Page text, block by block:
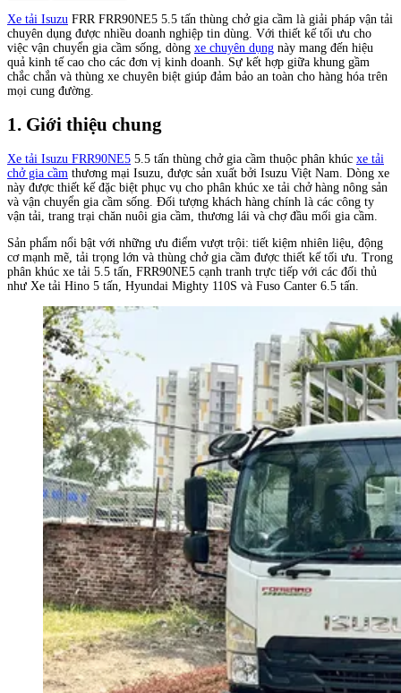
Xe tải Isuzu FRR FRR90NE5 5.5 tấn thùng chở gia cầm là giải pháp vận tải
chuyên dụng được nhiều doanh nghiệp tin dùng. Với thiết kế tối ưu cho
việc vận chuyển gia cầm sống, dòng xe chuyên dụng này mang đến hiệu
quả kinh tế cao cho các đơn vị kinh doanh. Sự kết hợp giữa khung gầm
chắc chắn và thùng xe chuyên biệt giúp đảm bảo an toàn cho hàng hóa trên
mọi cung đường.
1. Giới thiệu chung
Xe tải Isuzu FRR90NE5 5.5 tấn thùng chở gia cầm thuộc phân khúc xe tải
chở gia cầm thương mại Isuzu, được sản xuất bởi Isuzu Việt Nam. Dòng xe
này được thiết kế đặc biệt phục vụ cho phân khúc xe tải chở hàng nông sản
và vận chuyển gia cầm sống. Đối tượng khách hàng chính là các công ty
vận tải, trang trại chăn nuôi gia cầm, thương lái và chợ đầu mối gia cầm.
Sản phẩm nổi bật với những ưu điểm vượt trội: tiết kiệm nhiên liệu, động
cơ mạnh mẽ, tải trọng lớn và thùng chở gia cầm được thiết kế tối ưu. Trong
phân khúc xe tải 5.5 tấn, FRR90NE5 cạnh tranh trực tiếp với các đối thủ
như Xe tải Hino 5 tấn, Hyundai Mighty 110S và Fuso Canter 6.5 tấn.